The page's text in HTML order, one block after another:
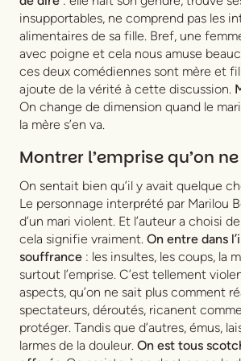
insupportables, ne comprend pas les
alimentaires de sa fille. Bref, une
avec poigne et cela nous amuse
ces deux comédiennes sont mère et
ajoute de la vérité à cette discussion.
On change de dimension quand le
la mère s’en va.
Montrer l’emprise qu’on
On sentait bien qu’il y avait quelque
Le personnage interprété par Marilou
d’un mari violent. Et l’auteur a choisi
cela signifie vraiment. On entre dans
souffrance : les insultes, les coups, la
surtout l’emprise. C’est tellement
aspects, qu’on ne sait plus comment
spectateurs, déroutés, ricanent
protéger. Tandis que d’autres, émus,
larmes de la douleur. On est tous